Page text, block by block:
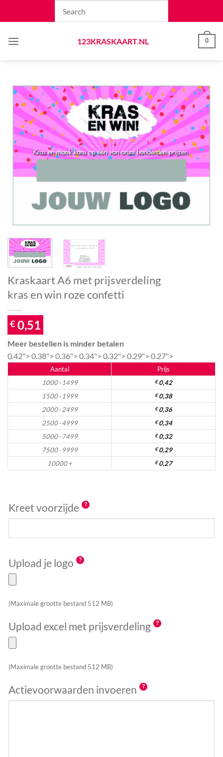
123KRASKAART.NL
0
Kraskaart A6 met prijsverdeling
kras en win roze confetti
€ 0,51
Meer bestellen is minder betalen
0.42"> 0.38"> 0.36"> 0.34"> 0.32"> 0.29"> 0.27">
Aantal
Prijs
1000 - 1499
€0,42
1500 - 1999
€0,38
2000 - 2499
€0,36
2500 - 4999
€0,34
5000 - 7499
€0,32
7500 - 9999
€0,29
10000 +
€0,27
Kreet voorzijde
Upload je logo
(Maximale grootte bestand 512 MB)
Upload excel met prijsverdeling
(Maximale grootte bestand 512 MB)
Actievoorwaarden invoeren